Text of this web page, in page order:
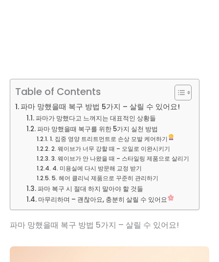
Table of Contents
파마 망했을때 복구 방법 5가지 – 살릴 수 있어요!
파마가 망했다고 느껴지는 대표적인 상황들
파마 망했을때 복구를 위한 5가지 실천 방법
1. 집중 영양 트리트먼트로 손상 모발 케어하기
2. 웨이브가 너무 강할 때 – 오일로 이완시키기
3. 웨이브가 안 나왔을 때 – 스타일링 제품으로 살리기
4. 미용실에 다시 방문해 교정 받기
5. 헤어 클리닉 제품으로 꾸준히 관리하기
파마 복구 시 절대 하지 말아야 할 것들
마무리하며 – 괜찮아요, 충분히 살릴 수 있어요
파마 망했을때 복구 방법 5가지 – 살릴 수 있어요!